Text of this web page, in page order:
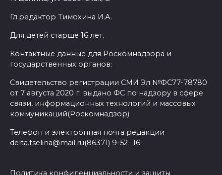
Гл.редактор Тимохина И.А.
Для детей старше 16 лет.
Контактные данные для Роскомнадзора и
государственных органов:
Свидетельство регистрации СМИ Эл №ФС77-78780
от 7 августа 2020 г. выдано ФС по надзору в сфере
связи, информационных технологий и массовых
коммуникаций(Роскомнадзор)
Телефон и электронная почта редакции
delta.tselina@mail.ru(86371) 9-52- 16
Политика конфиденциальности и защиты